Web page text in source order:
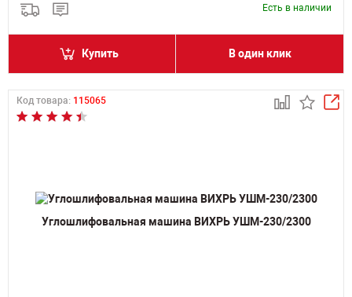
Есть в наличии
Купить В один клик
Код товара: 115065
Углошлифовальная машина ВИХРЬ УШМ-230/2300